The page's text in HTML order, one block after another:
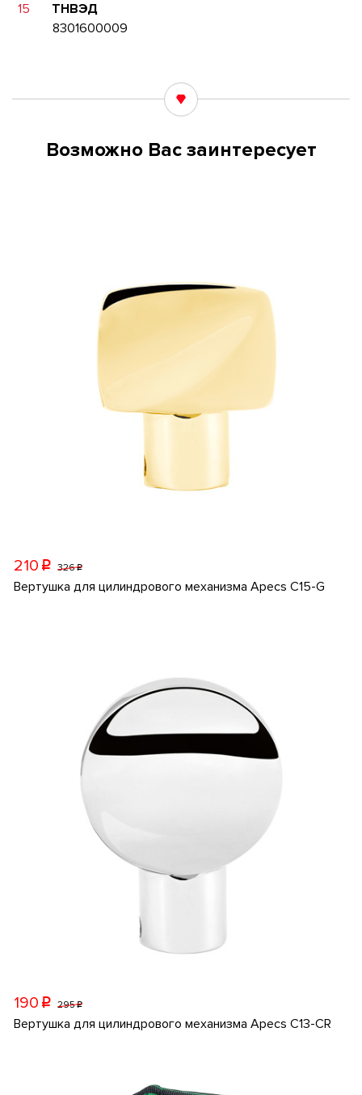
15
ТНВЭД
8301600009
Возможно Вас заинтересует
210 p 326p
Вертушка для цилиндрового механизма Apecs C15-G
190 p 295p
Вертушка для цилиндрового механизма Apecs C13-CR